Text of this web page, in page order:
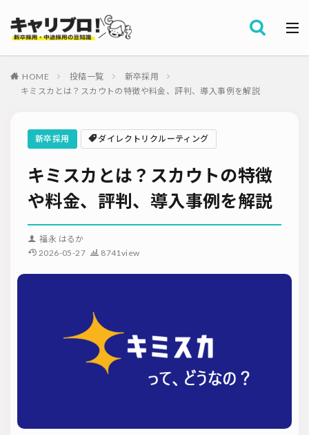
HOME 投稿一覧
新卒採用
キミスカとは？スカウトの特徴や料金、評判、導入事例を解説
新卒採用 ダイレクトリクルーティング
キミスカとは？スカウトの特徴
や料金、評判、導入事例を解説
福永 はるか
2026-05-27
8741view
カテゴリー
タグ
就職サイト
転職サイト
ダイレクトリクルーティング
採用管理システム（ATS）
採用ノウハウ
採用ツール
採用計画
母集団の形成確保
エンジニア採用
採用イベント・合説
面接・選考
内定フォロー
内定辞退
採用コンサルティング
適性検査
新人研修
リファラル採用
ソーシャルリクルーティング
検索
労務・組織
メルマガ登録
資料ダウンロード